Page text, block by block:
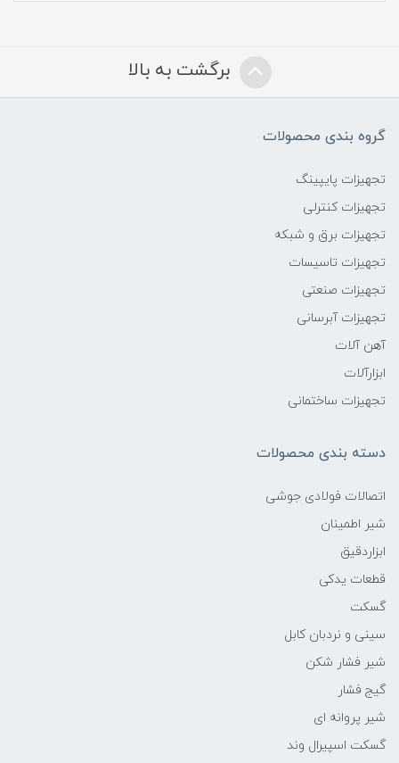
برگشت به بالا
گروه بندی محصولات
تجهیزات پایپینگ
تجهیزات کنترلی
تجهیزات برق و شبکه
تجهیزات تاسیسات
تجهیزات صنعتی
تجهیزات آبرسانی
آهن آلات
ابزارآلات
تجهیزات ساختمانی
دسته بندی محصولات
اتصالات فولادی جوشی
شیر اطمینان
ابزاردقیق
قطعات یدکی
گسکت
سینی و نردبان کابل
شیر فشار شکن
گیج فشار
شیر پروانه ای
گسکت اسپیرال وند